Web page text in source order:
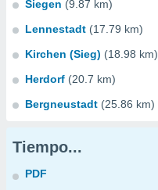
Siegen (9.87 km)
Lennestadt (17.79 km)
Kirchen (Sieg) (18.98 km)
Herdorf (20.7 km)
Bergneustadt (25.86 km)
Tiempo...
PDF